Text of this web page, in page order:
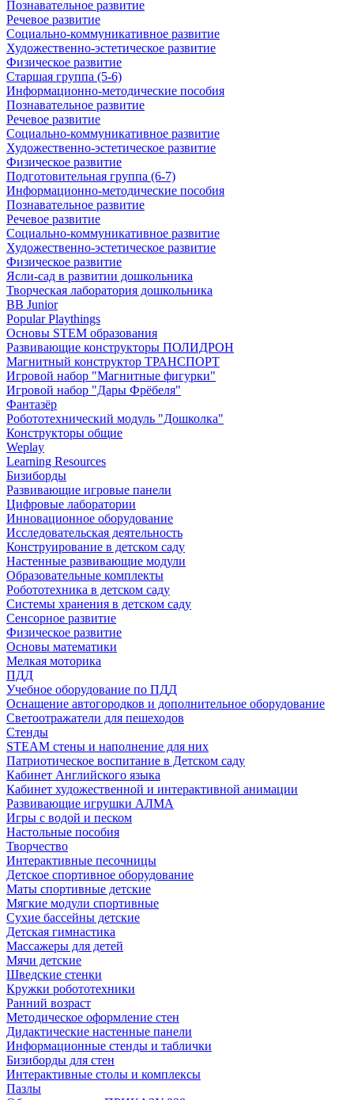
Познавательное развитие
Речевое развитие
Социально-коммуникативное развитие
Художественно-эстетическое развитие
Физическое развитие
Старшая группа (5-6)
Информационно-методические пособия
Познавательное развитие
Речевое развитие
Социально-коммуникативное развитие
Художественно-эстетическое развитие
Физическое развитие
Подготовительная группа (6-7)
Информационно-методические пособия
Познавательное развитие
Речевое развитие
Социально-коммуникативное развитие
Художественно-эстетическое развитие
Физическое развитие
Ясли-сад в развитии дошкольника
Творческая лаборатория дошкольника
BB Junior
Popular Playthings
Основы STEM образования
Развивающие конструкторы ПОЛИДРОН
Магнитный конструктор ТРАНСПОРТ
Игровой набор "Магнитные фигурки"
Игровой набор "Дары Фрёбеля"
Фантазёр
Робототехнический модуль "Дошколка"
Конструкторы общие
Weplay
Learning Resources
Бизиборды
Развивающие игровые панели
Цифровые лаборатории
Инновационное оборудование
Исследовательская деятельность
Конструирование в детском саду
Настенные развивающие модули
Образовательные комплекты
Робототехника в детском саду
Системы хранения в детском саду
Сенсорное развитие
Физическое развитие
Основы математики
Мелкая моторика
ПДД
Учебное оборудование по ПДД
Оснащение автогородков и дополнительное оборудование
Светоотражатели для пешеходов
Стенды
STEAM стены и наполнение для них
Патриотическое воспитание в Детском саду
Кабинет Английского языка
Кабинет художественной и интерактивной анимации
Развивающие игрушки АЛМА
Игры с водой и песком
Настольные пособия
Творчество
Интерактивные песочницы
Детское спортивное оборудование
Маты спортивные детские
Мягкие модули спортивные
Сухие бассейны детские
Детская гимнастика
Массажеры для детей
Мячи детские
Шведские стенки
Кружки робототехники
Ранний возраст
Методическое оформление стен
Дидактические настенные панели
Информационные стенды и таблички
Бизиборды для стен
Интерактивные столы и комплексы
Пазлы